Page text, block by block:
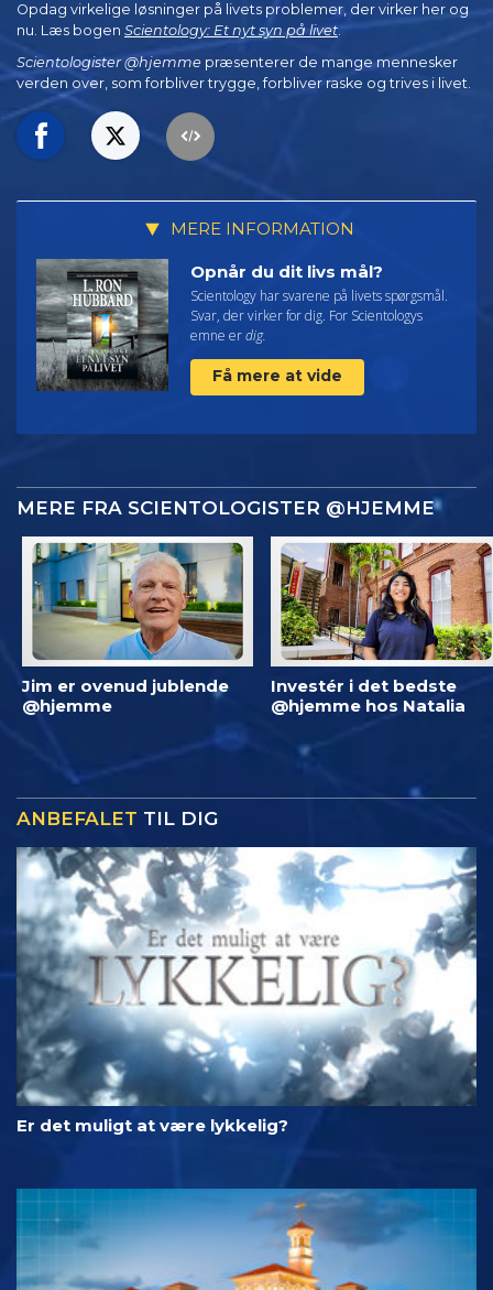
Opdag virkelige løsninger på livets problemer, der virker her og
nu. Læs bogen Scientology: Et nyt syn på livet.
Scientologister @hjemme præsenterer de mange mennesker
verden over, som forbliver trygge, forbliver raske og trives i livet.
MERE INFORMATION
Opnår du dit livs mål?
Scientology har svarene på livets spørgsmål.
Svar, der virker for dig. For Scientologys
emne erdig.
Få mere at vide
MERE FRA SCIENTOLOGISTER @HJEMME
Jim er ovenud jublende
@hjemme
Investér i det bedste
@hjemme hos Natalia
ANBEFALET TIL DIG
Er det muligt at være lykkelig?